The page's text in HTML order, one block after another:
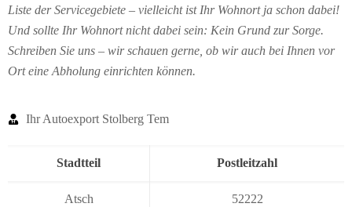
Liste der Servicegebiete – vielleicht ist Ihr Wohnort ja schon dabei!
Und sollte Ihr Wohnort nicht dabei sein: Kein Grund zur Sorge.
Schreiben Sie uns – wir schauen gerne, ob wir auch bei Ihnen vor
Ort eine Abholung einrichten können.
Ihr Autoexport Stolberg Tem
Stadtteil Postleitzahl
Atsch 52222